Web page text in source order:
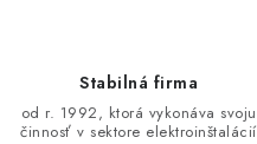
B2B SEKCIA
Stabilná firma
od r. 1992, ktorá vykonáva svoju
činnosť v sektore elektroinštalácií